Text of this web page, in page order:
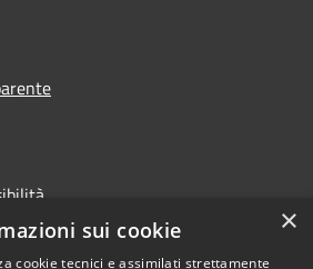
×
sui cookie
cookie tecnici e assimilati strettamente